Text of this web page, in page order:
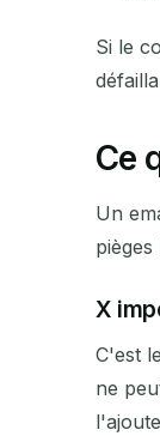
Si le
Ce
Un
X
C'est
ne